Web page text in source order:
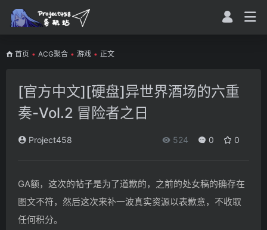
首页 • ACG聚合 • 游戏 • 正文
[官方中文][硬盘]异世界酒场的六重
奏-Vol.2 冒险者之日
Project458 524 0 0
GA额，这次的帖子是为了道歉的，之前的处女稿的确存在
图文不符，然后这次来补一波真实资源以表歉意，不收取
任何积分。